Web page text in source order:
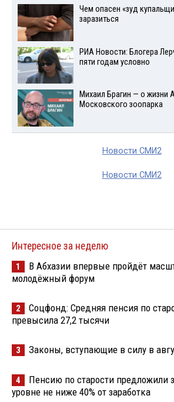
Чем опасен «зуд
заразиться
РИА Новости: Блогера
пяти годам условно
Михаил Брагин — о жизни
Московского зоопарка
Новости СМИ2
Новости СМИ2
Интересное за неделю
1
В Абхазии впервые пройдёт
молодёжный форум
2
Соцфонд: Средняя пенсия по
превысила 27,2 тысячи
3 Законы, вступающие в силу в
4
Пенсию по старости предложили
уровне не ниже 40% от заработка